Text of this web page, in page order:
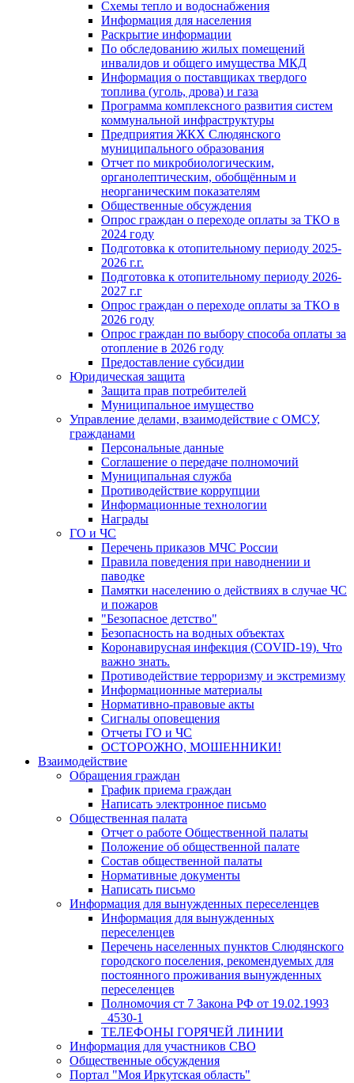
Схемы тепло и водоснабжения
Информация для населения
Раскрытие информации
По обследованию жилых помещений
инвалидов и общего имущества МКД
Информация о поставщиках твердого
топлива (уголь, дрова) и газа
Программа комплексного развития систем
коммунальной инфраструктуры
Предприятия ЖКХ Слюдянского
муниципального образования
Отчет по микробиологическим,
органолептическим, обобщённым и
неорганическим показателям
Общественные обсуждения
Опрос граждан о переходе оплаты за ТКО в
2024 году
Подготовка к отопительному периоду 2025-
2026 г.г.
Подготовка к отопительному периоду 2026-
2027 г.г
Опрос граждан о переходе оплаты за ТКО в
2026 году
Опрос граждан по выбору способа оплаты за
отопление в 2026 году
Предоставление субсидии
Юридическая защита
Защита прав потребителей
Муниципальное имущество
Управление делами, взаимодействие с ОМСУ,
гражданами
Персональные данные
Соглашение о передаче полномочий
Муниципальная служба
Противодействие коррупции
Информационные технологии
Награды
ГО и ЧС
Перечень приказов МЧС России
Правила поведения при наводнении и
паводке
Памятки населению о действиях в случае ЧС
и пожаров
"Безопасное детство"
Безопасность на водных объектах
Коронавирусная инфекция (COVID-19). Что
важно знать.
Противодействие терроризму и экстремизму
Информационные материалы
Нормативно-правовые акты
Сигналы оповещения
Отчеты ГО и ЧС
ОСТОРОЖНО, МОШЕННИКИ!
Взаимодействие
Обращения граждан
График приема граждан
Написать электронное письмо
Общественная палата
Отчет о работе Общественной палаты
Положение об общественной палате
Состав общественной палаты
Нормативные документы
Написать письмо
Информация для вынужденных переселенцев
Информация для вынужденных
переселенцев
Перечень населенных пунктов Слюдянского
городского поселения, рекомендуемых для
постоянного проживания вынужденных
переселенцев
Полномочия ст 7 Закона РФ от 19.02.1993
_4530-1
ТЕЛЕФОНЫ ГОРЯЧЕЙ ЛИНИИ
Информация для участников СВО
Общественные обсуждения
Портал "Моя Иркутская область"